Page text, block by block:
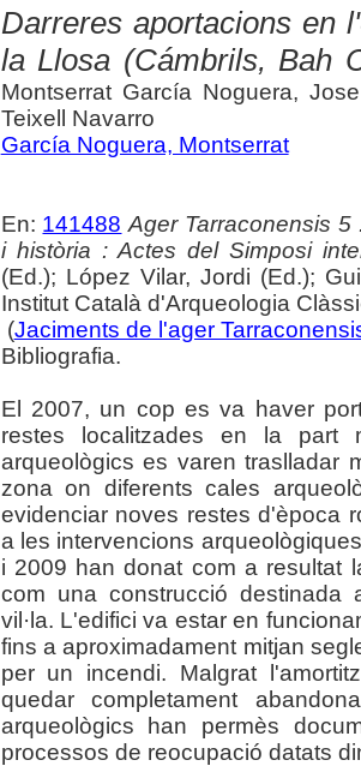
Darreres aportacions en
la Llosa (Cámbrils, Bah
Montserrat García Noguera,
Teixell Navarro
García Noguera, Montserrat
En: 141488 Ager Tarraconensis
i història : Actes del Simposi
(Ed.); López Vilar, Jordi (Ed.);
Institut Català d'Arqueologia
(Jaciments de l'ager
Bibliografia.
El 2007, un cop es va haver
restes localitzades en la part
arqueològics es varen traslladar
zona on diferents cales
evidenciar noves restes d'època
a les intervencions
i 2009 han donat com a resultat
com una construcció destinada
vil·la. L'edifici va estar en
fins a aproximadament mitjan
per un incendi. Malgrat
quedar completament
arqueològics han permès
processos de reocupació datats